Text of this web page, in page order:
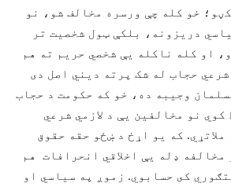
خو کله چې ورسره مخالف شو، نو
دریزونه، بلکې ټول شخصیت تر
او کله ناکله يې شخصي حريم ته هم
حجاب له شک پرته ديني اصل دى
وجيبه ده، خو که حکومت د حجاب
نو مخالفين يې د لازمي شرعي
که يو اړخ د ښځو حقه حقوق
مخالفه ډله يې اخلاقي انحرافات هم
کى حسابوي. زموږ په سیاسي او